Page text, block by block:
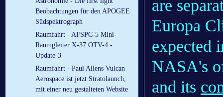
Beobachtungen für den APOGEE
Südspektrograph
Raumfahrt - AFSPC-5 Mini-
Raumgleiter X-37 OTV-4 -
Update-3
Raumfahrt - Paul Allens Vulcan
Aerospace ist jetzt Stratolaunch,
mit einer neu gestalteten Website
are
Europa
expected
NASA's
and its